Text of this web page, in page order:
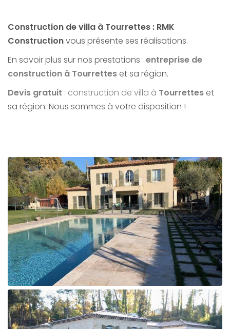
Construction de villa à Tourrettes : RMK
Constructionvous présente ses réalisations.
En savoir plus sur nos prestations : entreprise de
construction à Tourrettes et sa région.
Devis gratuit : construction de villa à Tourrettes et
sa région. Nous sommes à votre disposition !